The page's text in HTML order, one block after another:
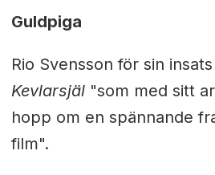
Guldpiga
Rio Svensson för sin
Kevlarsjäl"som med sitt
hopp om en spännande
film".